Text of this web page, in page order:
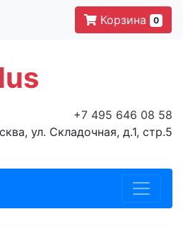
Корзина 0
+7 495 646 08 58
ул. Складочная, д.1, стр.5